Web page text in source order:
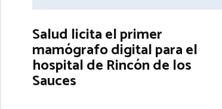
Salud licita el primer
mamógrafo digital para el
hospital de Rincón de los
Sauces